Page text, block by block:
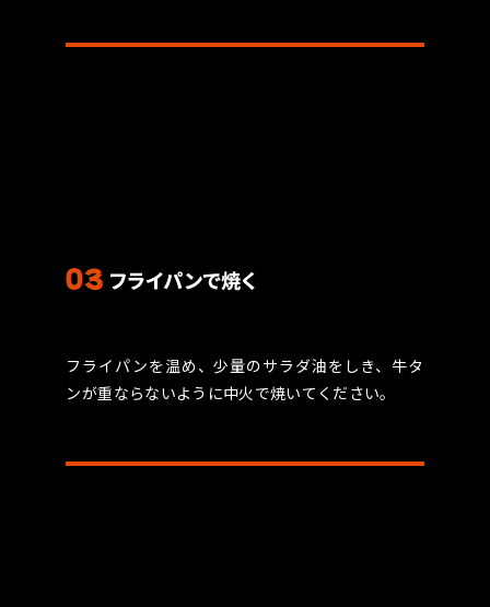
フライパンを温め、少量のサラダ油をしき、牛タ
ンが重ならないように中火で焼いてください。